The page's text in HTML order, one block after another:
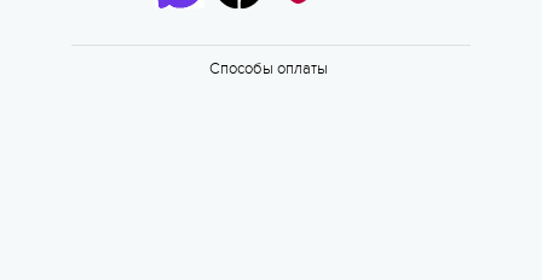
Способы оплаты